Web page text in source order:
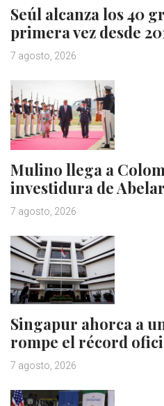
Seúl alcanza los 40
primera vez desde
7 agosto, 2026
Mulino llega a
investidura de
7 agosto, 2026
Singapur ahorca a
rompe el récord
7 agosto, 2026